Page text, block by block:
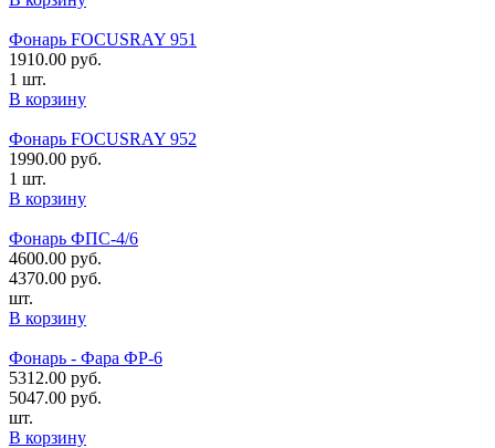
Фонарь FOCUSRAY 951
1910.00 руб.
1 шт.
В корзину
Фонарь FOCUSRAY 952
1990.00 руб.
1 шт.
В корзину
Фонарь ФПС-4/6
4600.00 руб.
4370.00 руб.
шт.
В корзину
Фонарь - Фара ФР-6
5312.00 руб.
5047.00 руб.
шт.
В корзину